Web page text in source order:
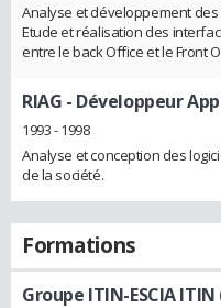
Analyse et développement
Etude et réalisation des
entre le back Office et le Front
RIAG - Développeur
1993 - 1998
Analyse et conception des
de la société.
Formations
Groupe ITIN-ESCIA